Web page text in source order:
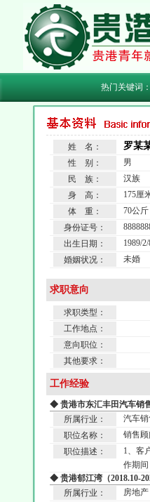
热门关键词：
姓 名： 罗某
性 别：
男
民 族：
汉族
身 高：
175厘
体 重：
70公斤
身份证号：
出生日期：
1989/
婚姻状况：
未婚
求职意向
求职类型：
工作地点：
意向职位：
其他要求：
工作经验
◆ 贵港市东汇丰田汽车销售
所属行业：
汽车销
职位名称：
销售顾
职位描述：
1、客
作期
◆ 贵港郁江湾（2018.10-
所属行业：
房地产